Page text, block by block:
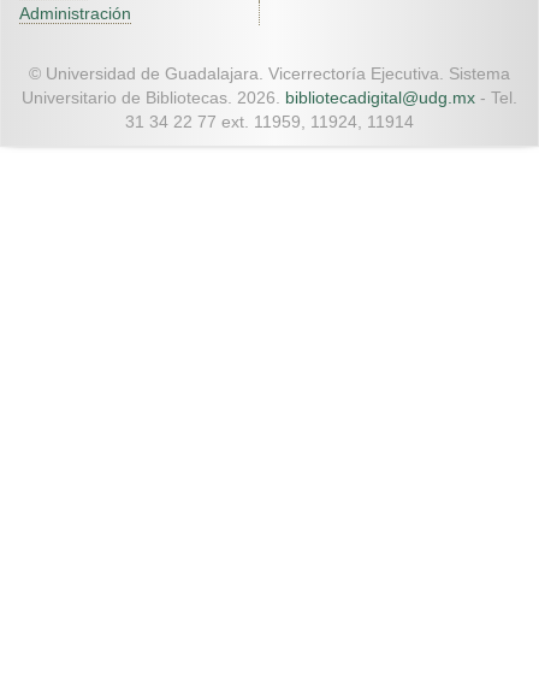
Administración
© Universidad de Guadalajara. Vicerrectoría Ejecutiva. Sistema
Universitario de Bibliotecas. 2026. bibliotecadigital@udg.mx - Tel.
31 34 22 77 ext. 11959, 11924, 11914